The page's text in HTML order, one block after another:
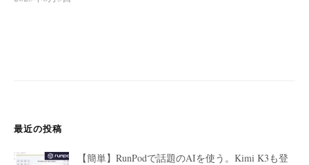
最近の投稿
【簡単】RunPodで話題のAIを使う。Kimi K3も登